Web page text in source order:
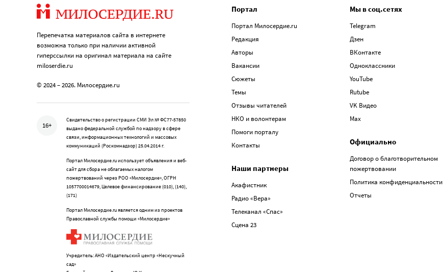
Перепечатка материалов сайта в интернете
возможна только при наличии активной
гиперссылки на оригинал материала на сайте
miloserdie.ru
© 2024 – 2026. Милосердие.ru
16+
Свидетельство о регистрации СМИ Эл № ФС77-57850
выдано федеральной службой по надзору в сфере
связи, информационных технологий и массовых
коммуникаций (Роскомнадзор) 25.04.2014 г.
Портал Милосердие.ru использует объявления и веб-
сайт для сбора не облагаемых налогом
пожертвований через РОО «Милосердие», ОГРН
1057700014679, Целевое финансирование (010), (140),
(171)
Портал Милосердие.ru является одним из проектов
Православной службы помощи «Милосердие»
Учредитель: АНО «Издательский центр «Нескучный
сад»
Портал
Портал Милосердие.ru
Редакция
Авторы
Вакансии
Сюжеты
Темы
Отзывы читателей
НКО и волонтерам
Помоги порталу
Контакты
Наши партнеры
Акафистник
Радио «Вера»
Телеканал «Спас»
Сцена 23
Мы в соц.сетях
Telegram
Дзен
ВКонтакте
Одноклассники
YouTube
Rutube
VK Видео
Max
Официально
Договор о благотворительном
пожертвовании
Политика конфиденциальности
Отчеты